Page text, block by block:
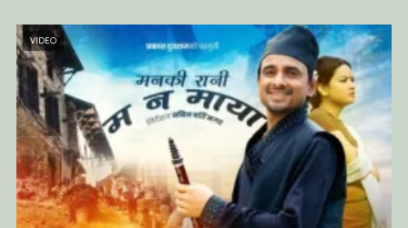
VIDEO